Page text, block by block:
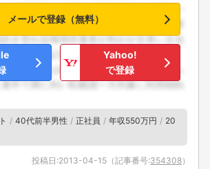
メールで登録（無料）
Yahoo!
で登録
40代前半男性 正社員 年収550万円
20
投稿日:2013-04-15 （記事番号:354308）